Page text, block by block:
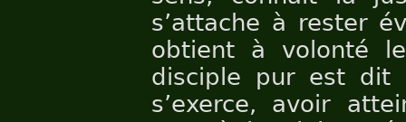
s’attache à rester
obtient à volonté
disciple pur est dit
s’exerce, avoir